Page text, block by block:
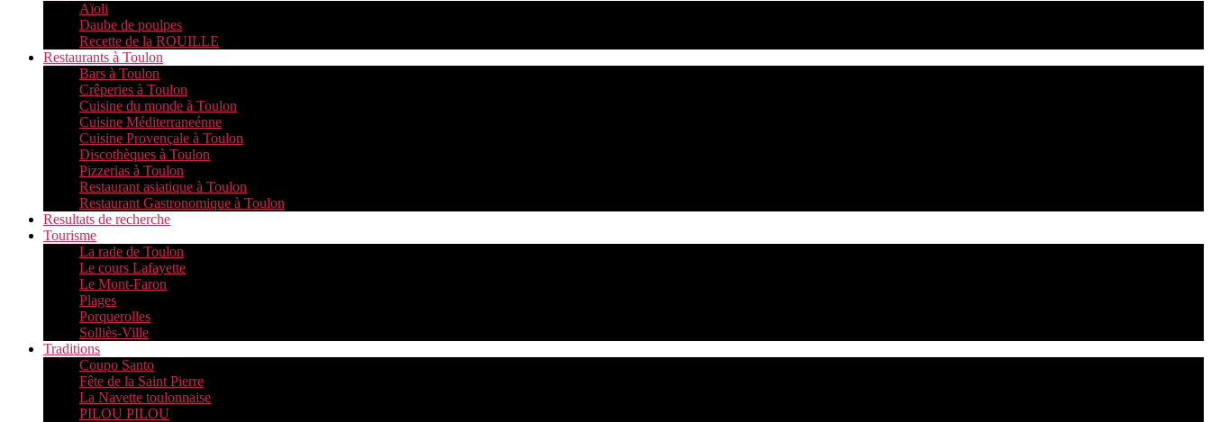
Aïoli
Daube de poulpes
Recette de la ROUILLE
Restaurants à Toulon
Bars à Toulon
Crêperies à Toulon
Cuisine du monde à Toulon
Cuisine Méditerraneénne
Cuisine Provençale à Toulon
Discothèques à Toulon
Pizzerias à Toulon
Restaurant asiatique à Toulon
Restaurant Gastronomique à Toulon
Resultats de recherche
Tourisme
La rade de Toulon
Le cours Lafayette
Le Mont-Faron
Plages
Porquerolles
Solliès-Ville
Traditions
Coupo Santo
Fête de la Saint Pierre
La Navette toulonnaise
PILOU PILOU